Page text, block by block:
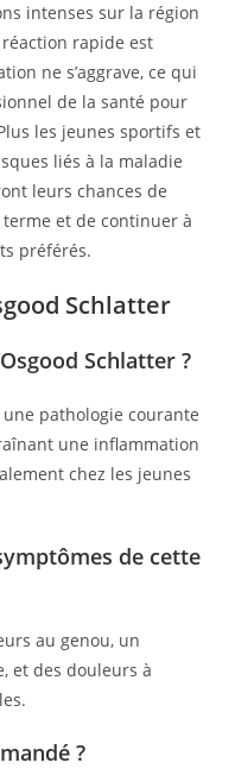
intenses sur la région
rapide est
ne s’aggrave, ce qui
de la santé pour
les jeunes sportifs et
liés à la maladie
leurs chances de
et de continuer à
préférés.
Schlatter
Schlatter ?
une pathologie courante
une inflammation
chez les jeunes
de cette
au genou, un
et des douleurs à
?